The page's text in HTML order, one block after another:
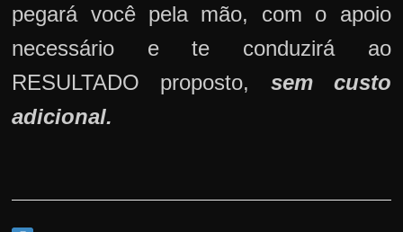
pegará você pela mão, com o apoio
necessário e te conduzirá ao
RESULTADO proposto, sem custo
adicional.